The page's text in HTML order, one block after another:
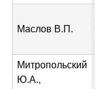
Маслов В.П.
Митропольский
Ю.А.,